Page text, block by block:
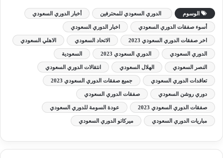
الوسوم الدوري السعودي للمحترفين أخبار الدوري السعودي
أسوء صفقات الدوري السعودي اخبار الدوري السعودي
اخر صفقات الدوري السعودي 2023 الاتحاد السعودي الاهلي السعودي
الدوري السعودي الدوري السعودي 2023 السعودية
النصر السعودي الهلال السعودي انتقالات الدوري السعودي
تعاقدات الدوري السعودي جميع صفقات الدوري السعودي 2023
دوري روشن السعودي صفقات الدوري السعودي
صفقات الدوري السعودي 2023 عودة السومة للدوري السعودي
مباريات الدوري السعودي ميركاتو الدوري السعودي